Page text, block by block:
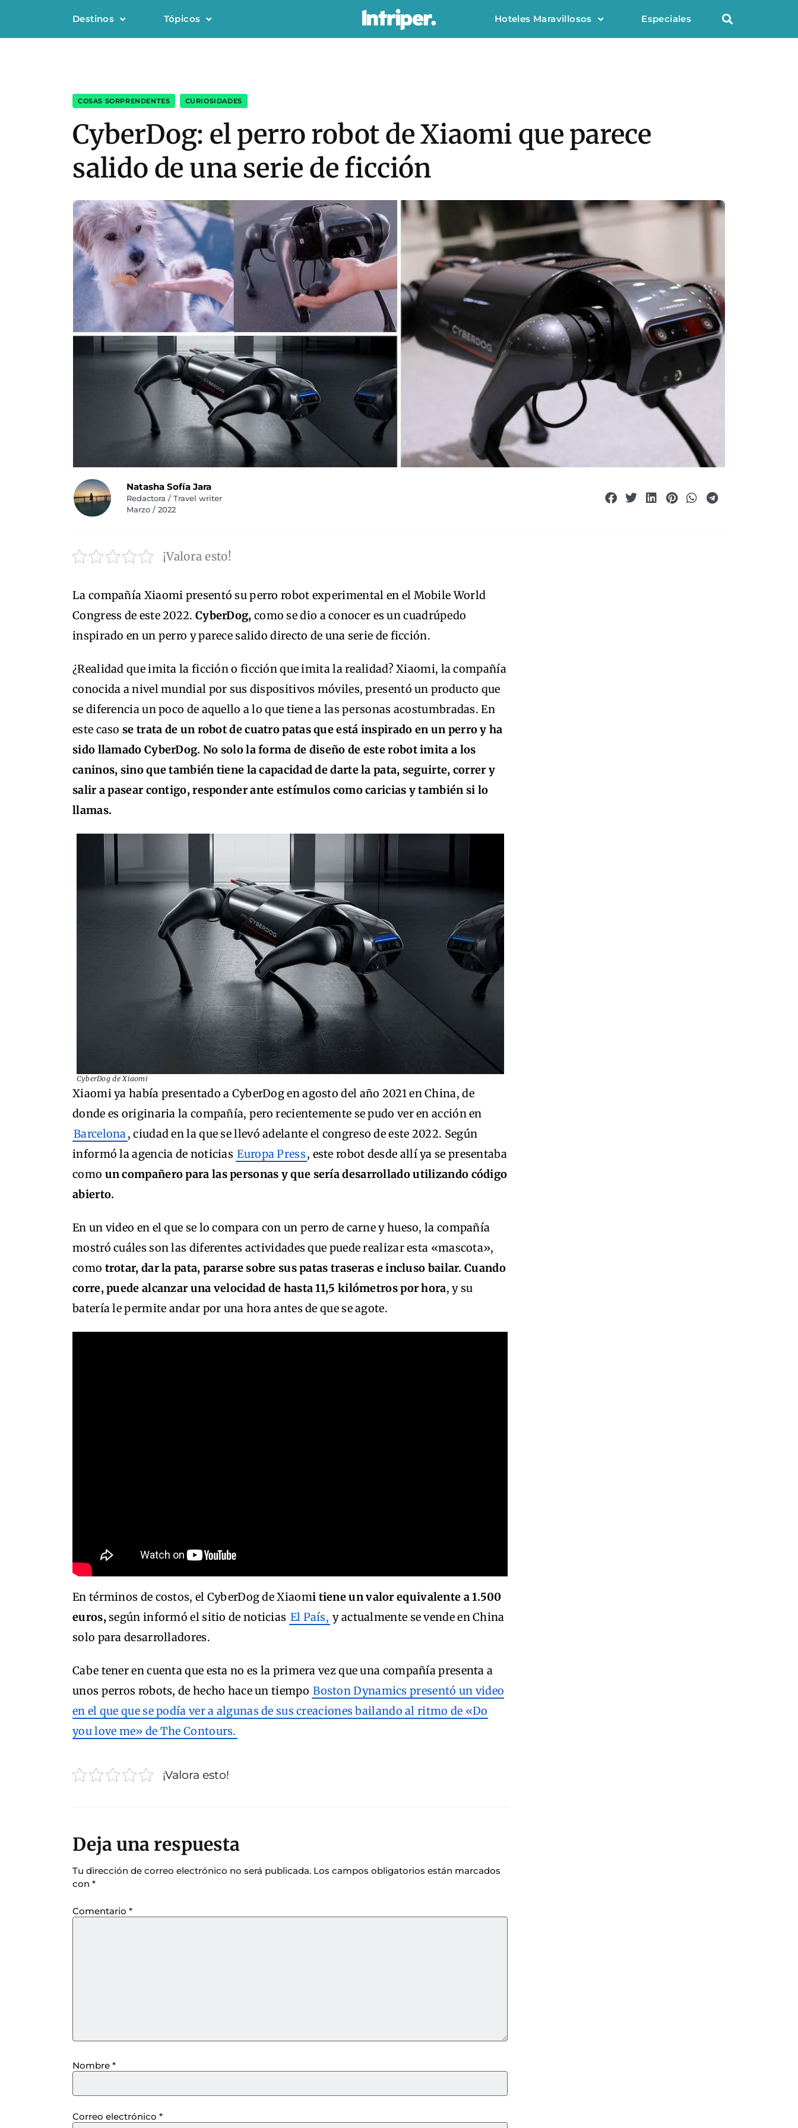
Destinos Tópicos Hoteles Maravillosos Especiales
COSAS SORPRENDENTES CURIOSIDADES
CyberDog: el perro robot de Xiaomi que parece
salido de una serie de ficción
Natasha Sofía Jara
Redactora / Travel writer
Marzo / 2022
¡Valora esto!
La compañía Xiaomi presentó su perro robot experimental en el Mobile World
Congress de este 2022. CyberDog, como se dio a conocer es un cuadrúpedo
inspirado en un perro y parece salido directo de una serie de ficción.
¿Realidad que imita la ficción o ficción que imita la realidad? Xiaomi, la compañía
conocida a nivel mundial por sus dispositivos móviles, presentó un producto que
se diferencia un poco de aquello a lo que tiene a las personas acostumbradas. En
este casose trata de un robot de cuatro patas que está inspirado en un perro y ha
sido llamado CyberDog. No solo la forma de diseño de este robot imita a los
caninos, sino que también tiene la capacidad de darte la pata, seguirte, correr y
salir a pasear contigo, responder ante estímulos como caricias y también si lo
llamas.
CyberDog de Xiaomi
Xiaomi ya había presentado a CyberDog en agosto del año 2021 en China, de
donde es originaria la compañía, pero recientemente se pudo ver en acción en
Barcelona, ciudad en la que se llevó adelante el congreso de este 2022. Según
informó la agencia de noticias Europa Press, este robot desde allí ya se presentaba
como un compañero para las personas y que sería desarrollado utilizando código
abierto.
En un video en el que se lo compara con un perro de carne y hueso, la compañía
mostró cuáles son las diferentes actividades que puede realizar esta «mascota»,
como trotar, dar la pata, pararse sobre sus patas traseras e incluso bailar. Cuando
corre, puede alcanzar una velocidad de hasta 11,5 kilómetros por hora, y su
batería le permite andar por una hora antes de que se agote.
En términos de costos, el CyberDog de Xiaomi tiene un valor equivalente a 1.500
euros,según informó el sitio de noticias El País, y actualmente se vende en China
solo para desarrolladores.
Cabe tener en cuenta que esta no es la primera vez que una compañía presenta a
unos perros robots, de hecho hace un tiempo Boston Dynamics presentó un video
en el que que se podía ver a algunas de sus creaciones bailando al ritmo de «Do
you love me» de The Contours.
¡Valora esto!
Deja una respuesta
Tu dirección de correo electrónico no será publicada. Los campos obligatorios están marcados
con *
Comentario *
Nombre *
Correo electrónico *